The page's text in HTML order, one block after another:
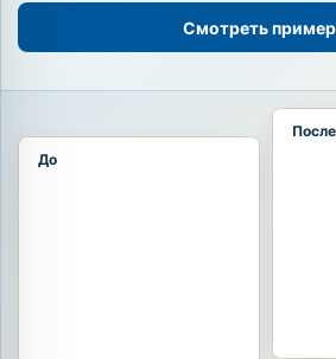
Смотреть
До
После